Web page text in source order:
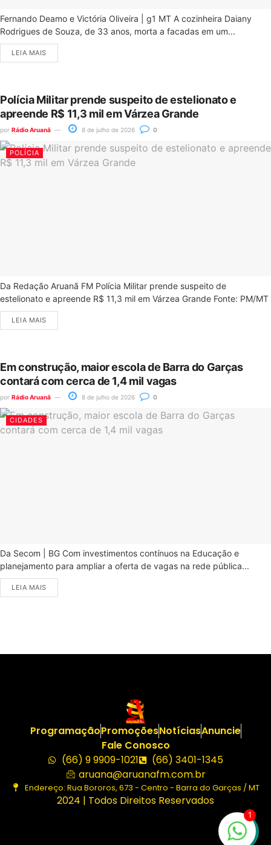
Fernando Deamo e Victória Oliveira | g1 MT A cozinheira Daiany
Rodrigues de Souza, de 33 anos, morta a facadas em um...
LEIA MAIS
Polícia Militar prende suspeito de estelionato e
apreende R$ 11,3 mil em Várzea Grande
por Rádio Aruanã 8 de julho de 2026 0
POLÍCIA
Da Redação Aruanã FM Polícia Militar prende suspeito de
estelionato e apreende R$ 11,3 mil em Várzea Grande Fonte: PM/MT
LEIA MAIS
Em construção, maior escola de Barra do Garças
contará com cerca de 1,4 mil vagas
por Rádio Aruanã 8 de julho de 2026 0
CIDADES
Da Secom | BG Com investimentos contínuos na Educação e
planejamento para ampliar a oferta de vagas na rede pública...
LEIA MAIS
ProgramaçãoPromoçõesNotíciasAnuncie
Fale Conosco
(66) 9 9909-1021
(66) 3401-1345
aruana@aruanafm.com.br
Endereço: Rua Bororos, 673 - Centro - Barra do Garças / MT
2024 | Todos Direitos Reservados
1